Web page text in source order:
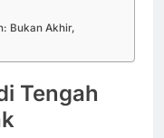
Bukan Akhir,
Tengah